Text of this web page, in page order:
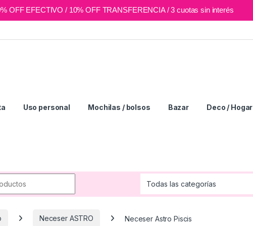
OFF EFECTIVO / 10% OFF TRANSFERENCIA / 3 cuotas sin interés
Uso personal Mochilas / bolsos Bazar Deco / Hogar
Neceser ASTRO Neceser Astro Piscis